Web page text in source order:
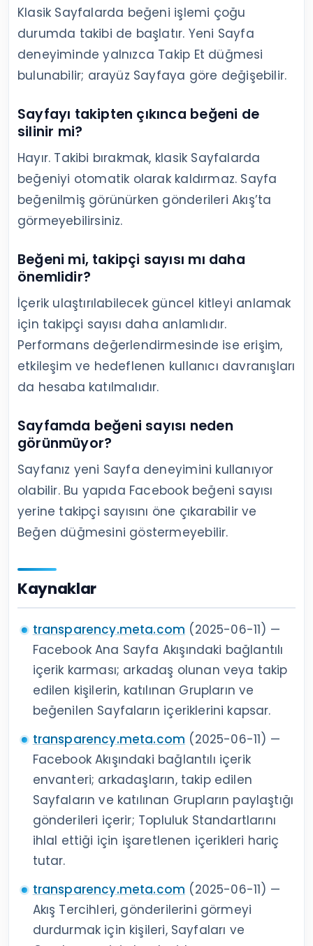
Klasik Sayfalarda beğeni işlemi çoğu
durumda takibi de başlatır. Yeni Sayfa
deneyiminde yalnızca Takip Et düğmesi
bulunabilir; arayüz Sayfaya göre değişebilir.
Sayfayı takipten çıkınca beğeni de
silinir mi?
Hayır. Takibi bırakmak, klasik Sayfalarda
beğeniyi otomatik olarak kaldırmaz. Sayfa
beğenilmiş görünürken gönderileri Akış’ta
görmeyebilirsiniz.
Beğeni mi, takipçi sayısı mı daha
önemlidir?
İçerik ulaştırılabilecek güncel kitleyi anlamak
için takipçi sayısı daha anlamlıdır.
Performans değerlendirmesinde ise erişim,
etkileşim ve hedeflenen kullanıcı davranışları
da hesaba katılmalıdır.
Sayfamda beğeni sayısı neden
görünmüyor?
Sayfanız yeni Sayfa deneyimini kullanıyor
olabilir. Bu yapıda Facebook beğeni sayısı
yerine takipçi sayısını öne çıkarabilir ve
Beğen düğmesini göstermeyebilir.
Kaynaklar
transparency.meta.com (2025-06-11) —
Facebook Ana Sayfa Akışındaki bağlantılı
içerik karması; arkadaş olunan veya takip
edilen kişilerin, katılınan Grupların ve
beğenilen Sayfaların içeriklerini kapsar.
transparency.meta.com (2025-06-11) —
Facebook Akışındaki bağlantılı içerik
envanteri; arkadaşların, takip edilen
Sayfaların ve katılınan Grupların paylaştığı
gönderileri içerir; Topluluk Standartlarını
ihlal ettiği için işaretlenen içerikleri hariç
tutar.
transparency.meta.com (2025-06-11) —
Akış Tercihleri, gönderilerini görmeyi
durdurmak için kişileri, Sayfaları ve